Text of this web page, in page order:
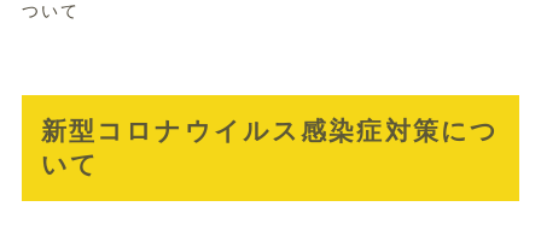
ついて
新型コロナウイルス感染症対策につ
いて